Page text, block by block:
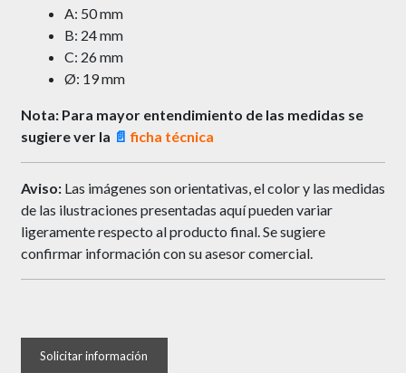
A: 50 mm
B: 24 mm
C: 26 mm
Ø: 19 mm
Nota: Para mayor entendimiento de las medidas se
sugiere ver la 📄 ficha técnica
Aviso:Las imágenes son orientativas, el color y las medidas
de las ilustraciones presentadas aquí pueden variar
ligeramente respecto al producto final. Se sugiere
confirmar información con su asesor comercial.